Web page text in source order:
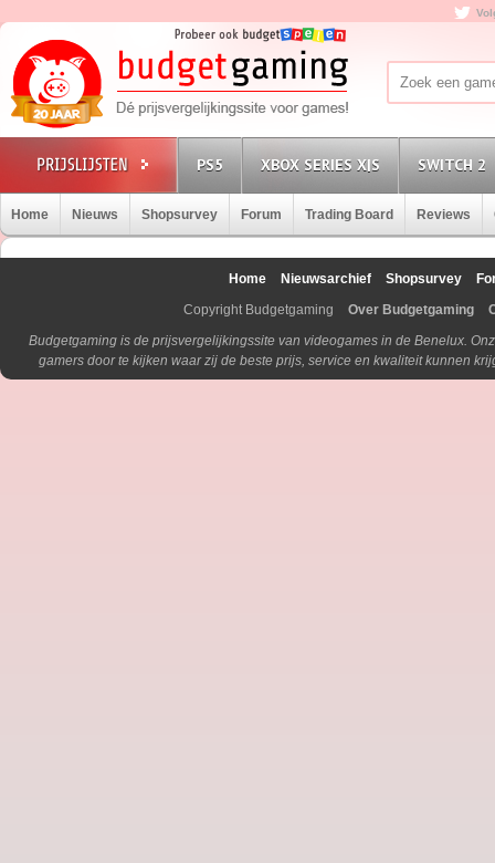
PS5 XBOX SERIES X|S SWITCH 2
Home Nieuws Shopsurvey Forum Trading Board Reviews
Home Nieuwsarchief Shopsurvey
Copyright Budgetgaming
Over Budgetgaming
Budgetgaming is de prijsvergelijkingssite van videogames in de Benelux.
gamers door te kijken waar zij de beste prijs, service en kwaliteit kunnen